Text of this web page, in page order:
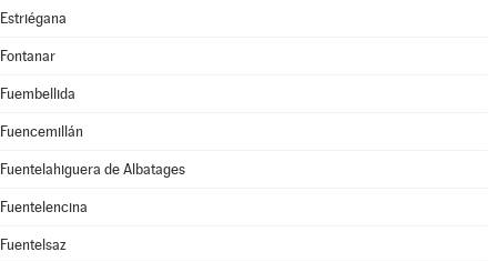
Estriégana
Fontanar
Fuembellida
Fuencemillán
Fuentelahiguera de Albatages
Fuentelencina
Fuentelsaz